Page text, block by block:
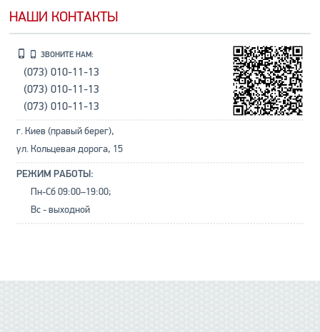
НАШИ КОНТАКТЫ
ЗВОНИТЕ НАМ:
(073) 010-11-13
(073) 010-11-13
(073) 010-11-13
г. Киев (правый берег),
ул. Кольцевая дорога, 15
РЕЖИМ РАБОТЫ:
Пн-Сб 09:00–19:00;
Вс - выходной